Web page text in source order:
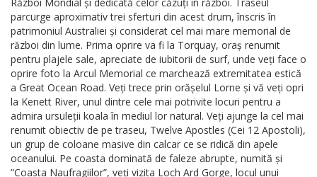
parcurge aproximativ trei sferturi din acest drum, înscris în
patrimoniul Australiei și considerat cel mai mare memorial de
război din lume. Prima oprire va fi la Torquay, oraș renumit
pentru plajele sale, apreciate de iubitorii de surf, unde veți face o
oprire foto la Arcul Memorial ce marchează extremitatea estică
a Great Ocean Road. Veți trece prin orășelul Lorne și vă veți opri
la Kenett River, unul dintre cele mai potrivite locuri pentru a
admira ursuleții koala în mediul lor natural. Veți ajunge la cel mai
renumit obiectiv de pe traseu, Twelve Apostles (Cei 12 Apostoli),
un grup de coloane masive din calcar ce se ridică din apele
oceanului. Pe coasta dominată de faleze abrupte, numită și
”Coasta Naufragiilor”, veți vizita Loch Ard Gorge, locul unui